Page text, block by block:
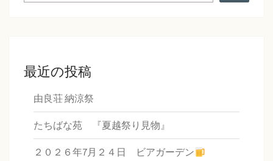
最近の投稿
由良荘 納涼祭
たちばな苑 『夏越祭り見物』
２０２６年7月２４日 ビアガーデン